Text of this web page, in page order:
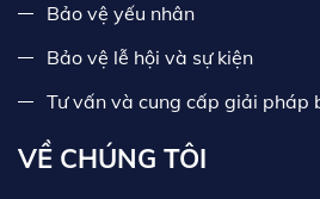
Bảo vệ yếu nhân
Bảo vệ lễ hội và sự kiện
Tư vấn và cung cấp giải pháp
VỀ CHÚNG TÔI